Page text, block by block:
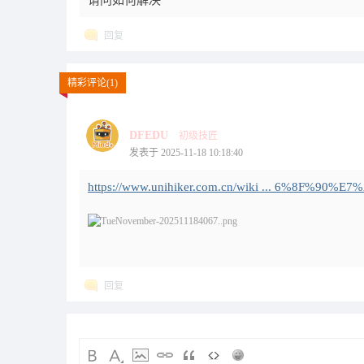
回复
精彩评论(1)
DFEDU
初级技匠
发表于 2025-11-18 10:18:40
https://www.unihiker.com.cn/wiki ...
回复